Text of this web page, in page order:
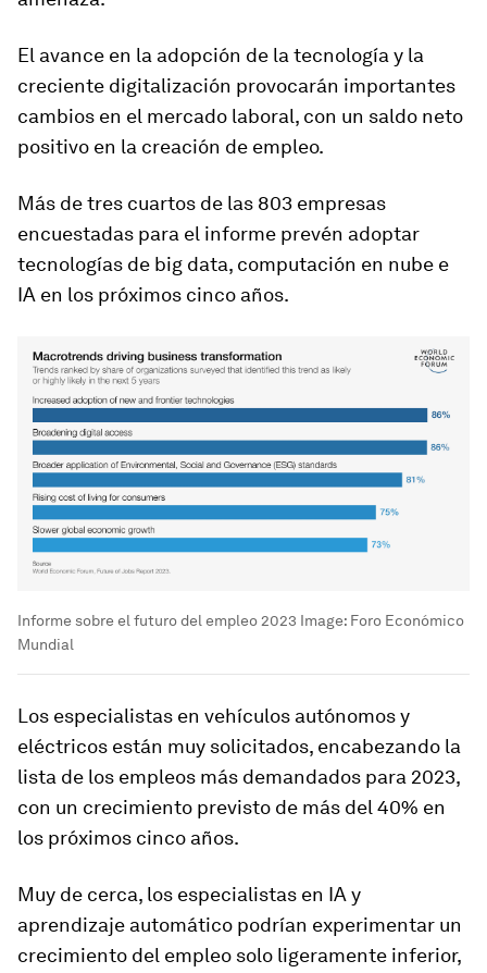
El avance en la adopción de la tecnología y la
creciente digitalización provocarán importantes
cambios en el mercado laboral, con un saldo neto
positivo en la creación de empleo.
Más de tres cuartos de las 803 empresas
encuestadas para el informe prevén adoptar
tecnologías de big data, computación en nube e
IA en los próximos cinco años.
Informe sobre el futuro del empleo 2023 Image: Foro Económico
Mundial
Los especialistas en vehículos autónomos y
eléctricos están muy solicitados, encabezando la
lista de los empleos más demandados para 2023,
con un crecimiento previsto de más del 40% en
los próximos cinco años.
Muy de cerca, los especialistas en IA y
aprendizaje automático podrían experimentar un
crecimiento del empleo solo ligeramente inferior,